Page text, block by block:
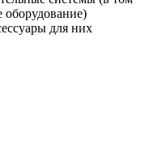
оборудование)
для них